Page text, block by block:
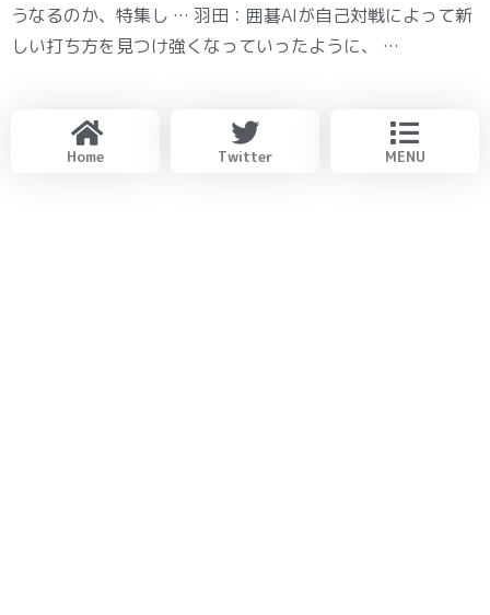
うなるのか、特集し … 羽田：囲碁AIが自己対戦によって新
しい打ち方を見つけ強くなっていったように、 …
Home Twitter MENU